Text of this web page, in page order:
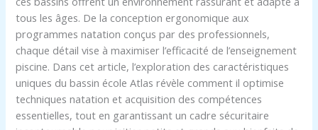
tous les âges. De la conception ergonomique aux
programmes natation conçus par des professionnels,
chaque détail vise à maximiser l’efficacité de l’enseignement
piscine. Dans cet article, l’exploration des caractéristiques
uniques du bassin école Atlas révèle comment il optimise
techniques natation et acquisition des compétences
essentielles, tout en garantissant un cadre sécuritaire